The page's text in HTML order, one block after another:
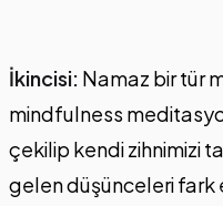
İkincisi: Namaz bir tür
mindfulness
çekilip kendi zihnimizi
gelen düşünceleri fark